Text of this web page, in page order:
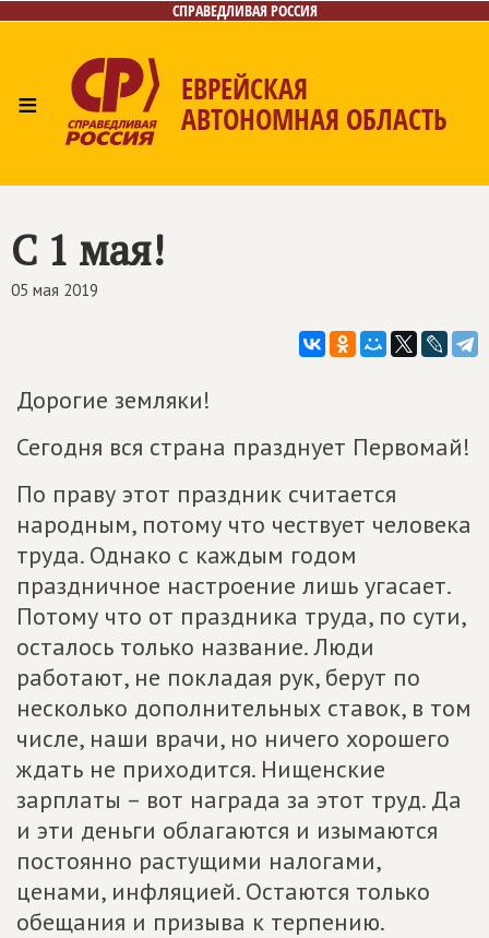
СПРАВЕДЛИВАЯ РОССИЯ
≡ ЕВРЕЙСКАЯ
АВТОНОМНАЯ ОБЛАСТЬ
С 1 мая!
05 мая 2019
Дорогие земляки!
Сегодня вся страна празднует Первомай!
По праву этот праздник считается
народным, потому что чествует человека
труда. Однако с каждым годом
праздничное настроение лишь угасает.
Потому что от праздника труда, по сути,
осталось только название. Люди
работают, не покладая рук, берут по
несколько дополнительных ставок, в том
числе, наши врачи, но ничего хорошего
ждать не приходится. Нищенские
зарплаты – вот награда за этот труд. Да
и эти деньги облагаются и изымаются
постоянно растущими налогами,
ценами, инфляцией. Остаются только
обещания и призыва к терпению.